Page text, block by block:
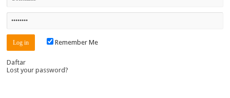
Remember Me
Daftar
Lost your password?